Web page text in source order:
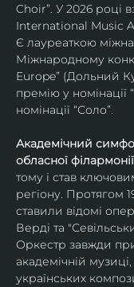
Choir”. У 2026 році
International Music
Є лауреаткою
Міжнародному
Europe” (Дольний
премію у
номінації “Соло”.
Академічний
обласної філармонії
тому і став
регіону. Протягом
ставили відомі
Верді та
Оркестр завжди
академічній
українських